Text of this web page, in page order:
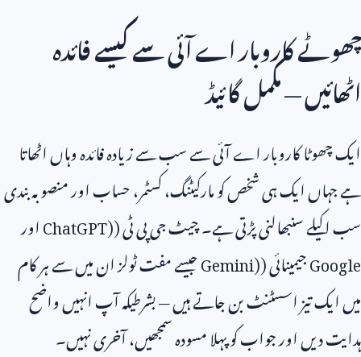
چھوٹے کاروبار اے آئی سے کیسے فائدہ
اٹھائیں — مکمل گائیڈ
ایک چھوٹا کاروبار اے آئی سے سب سے زیادہ فائدہ وہاں اٹھاتا
ہے جہاں ایک ہی شخص کو مارکیٹنگ، کسٹمر، حساب اور منصوبہ بندی
سب اکیلے سنبھالنی پڑتی ہے۔ چیٹ جی پی ٹی (ChatGPT)اور
Googleجیمینائی (Gemini)جیسے مفت ٹولز ان میں سے ہر کام
میں ایک تیز اسسٹنٹ بن جاتے ہیں — بشرطیکہ آپ انہیں واضح
ہدایت دیں اور جواب کو پہلا مسودہ سمجھیں، آخری نہیں۔